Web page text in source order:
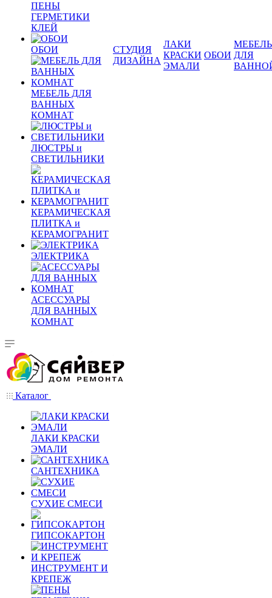
ПЕНЫ
ГЕРМЕТИКИ
КЛЕЙ
ОБОИ
МЕБЕЛЬ ДЛЯ
ВАННЫХ
КОМНАТ
ЛЮСТРЫ и
СВЕТИЛЬНИКИ
КЕРАМИЧЕСКАЯ
ПЛИТКА и
КЕРАМОГРАНИТ
ЭЛЕКТРИКА
АСЕССУАРЫ
ДЛЯ ВАННЫХ
КОМНАТ
СТУДИЯ
ДИЗАЙНА
ЛАКИ
КРАСКИ
ЭМАЛИ
ОБОИ
МЕБЕЛЬ
ДЛЯ
Каталог
ЛАКИ КРАСКИ
ЭМАЛИ
САНТЕХНИКА
СУХИЕ СМЕСИ
ГИПСОКАРТОН
ИНСТРУМЕНТ И
КРЕПЕЖ